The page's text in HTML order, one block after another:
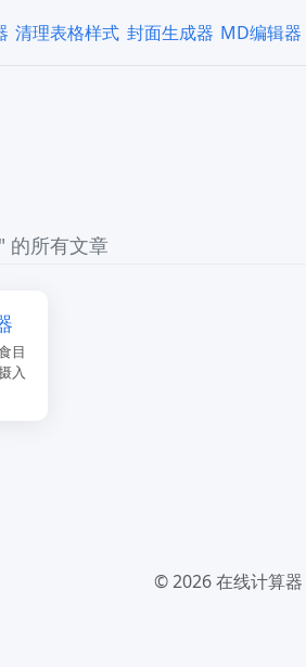
清理表格样式 封面生成器 MD编辑器
的所有文章
目
入
© 2026在线计算器